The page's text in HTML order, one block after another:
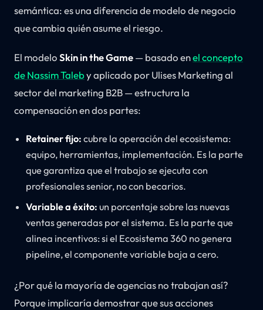
semántica: es una diferencia de modelo de negocio
que cambia quién asume el riesgo.
El modeloSkin in the Game— basado enel concepto
de Nassim Taleby aplicado por Ulises Marketing al
sector del marketing B2B — estructura la
compensación en dos partes:
Retainer fijo: cubre la operación del ecosistema:
equipo, herramientas, implementación. Es la parte
que garantiza que el trabajo se ejecuta con
profesionales senior, no con becarios.
Variable a éxito: un porcentaje sobre las nuevas
ventas generadas por el sistema. Es la parte que
alinea incentivos: si el Ecosistema 360 no genera
pipeline, el componente variable baja a cero.
¿Por qué la mayoría de agencias no trabajan así?
Porque implicaría demostrar que sus acciones